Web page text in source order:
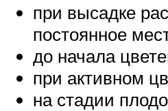
при высадке
постоянное
до начала
при активном
на стадии